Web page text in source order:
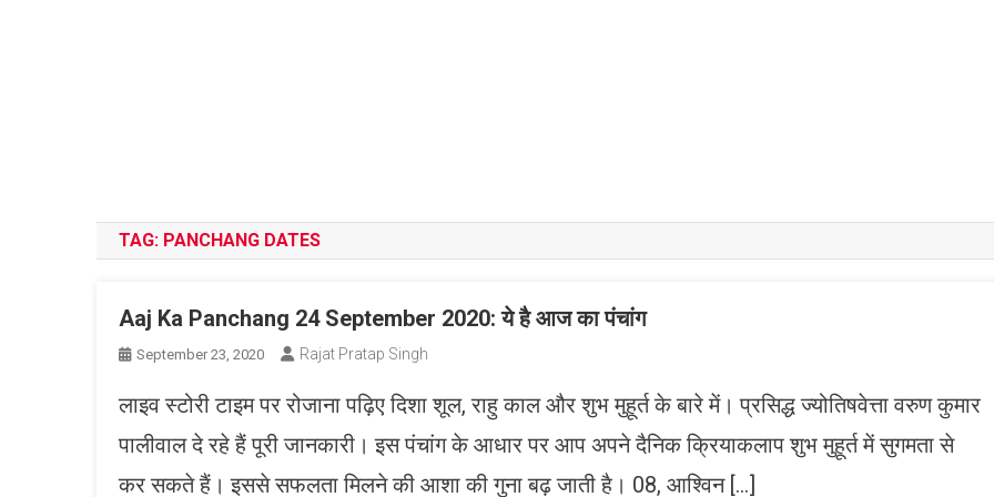
TAG: PANCHANG DATES
Aaj Ka Panchang 24 September 2020: ये है आज का पंचांग
September 23, 2020 Rajat Pratap Singh
लाइव स्टोरी टाइम पर रोजाना पढ़िए दिशा शूल, राहु काल और शुभ मुहूर्त के बारे में। प्रसिद्ध ज्योतिषवेत्ता वरुण कुमार
पालीवाल दे रहे हैं पूरी जानकारी। इस पंचांग के आधार पर आप अपने दैनिक क्रियाकलाप शुभ मुहूर्त में सुगमता से
कर सकते हैं। इससे सफलता मिलने की आशा की गुना बढ़ जाती है। 08, आश्विन […]